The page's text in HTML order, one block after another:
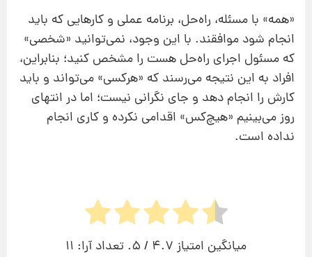
«همه» با مسئله، راه‌حل، برنامه عملی و کارهایی که باید
انجام شود موافقند. با این وجود، نمی‌توانید «شخصی»
که مسئول اجرای راه‌حل هست را مشخص کنید؛ بنابراین،
افراد به این نتیجه می‌رسند که «هرکسی» می‌تواند و باید
کارش را انجام دهد و جای نگرانی نیست؛ اما در انتهای
روز می‌بینیم «هیچ‌کس» اقدامی نکرده و کاری انجام
نداده است.
میانگین امتیاز 4.7 / 5. تعداد آرا:
11